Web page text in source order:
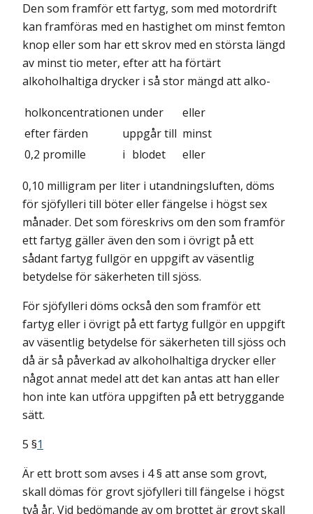
Den som framför ett fartyg, som med motordrift
kan framföras med en hastighet om minst femton
knop eller som har ett skrov med en största längd
av minst tio meter, efter att ha förtärt
alkoholhaltiga drycker i så stor mängd att alko-
holkoncentrationen under
eller
efter färden
uppgår till minst
0,2 promille
i blodet eller
0,10 milligram per liter i utandningsluften, döms
för sjöfylleri till böter eller fängelse i högst sex
månader. Det som föreskrivs om den som framför
ett fartyg gäller även den som i övrigt på ett
sådant fartyg fullgör en uppgift av väsentlig
betydelse för säkerheten till sjöss.
För sjöfylleri döms också den som framför ett
fartyg eller i övrigt på ett fartyg fullgör en uppgift
av väsentlig betydelse för säkerheten till sjöss och
då är så påverkad av alkoholhaltiga drycker eller
något annat medel att det kan antas att han eller
hon inte kan utföra uppgiften på ett betryggande
sätt.
5 §1
Är ett brott som avses i 4 § att anse som grovt,
skall dömas för grovt sjöfylleri till fängelse i högst
två år. Vid bedömande av om brottet är grovt skall